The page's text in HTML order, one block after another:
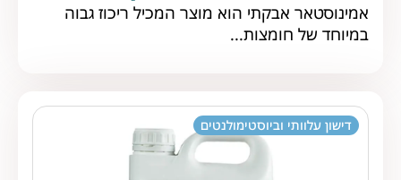
אמינוסטאר אבקתי הוא מוצר המכיל ריכוז גבוה
במיוחד של חומצות...
דישון עלוותי וביוסטימולנטים